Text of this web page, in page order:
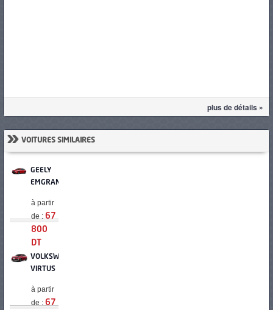
plus de détails »
» VOITURES SIMILAIRES
GEELY
EMGRAND
à partir
de : 67
800
DT
VOLKSWAGEN
VIRTUS
à partir
de : 67